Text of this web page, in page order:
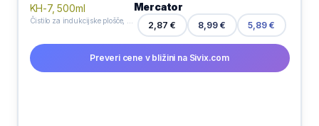
Mercator
2,87 € 8,99 € 5,89 €
Preveri cene v bližini na Sivix.com